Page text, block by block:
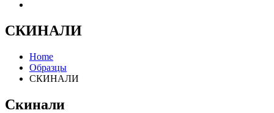
СКИНАЛИ
Home
Образцы
СКИНАЛИ
Скинали